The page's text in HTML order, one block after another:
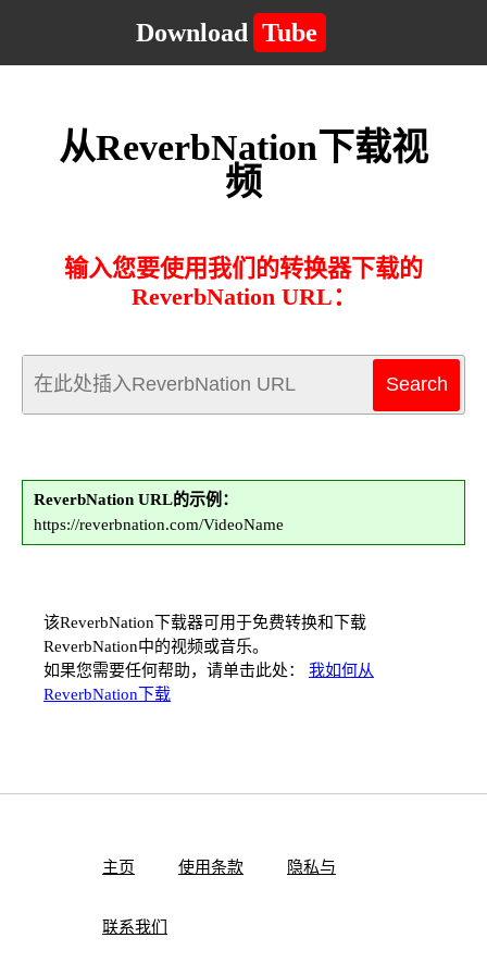
Download Tube
从ReverbNation下载视
频
输入您要使用我们的转换器下载的
ReverbNation URL：
ReverbNation URL的示例：
https://reverbnation.com/VideoName
该ReverbNation下载器可用于免费转换和下载
ReverbNation中的视频或音乐。
如果您需要任何帮助，请单击此处： 我如何从
ReverbNation下载
主页 使用条款 隐私与
联系我们